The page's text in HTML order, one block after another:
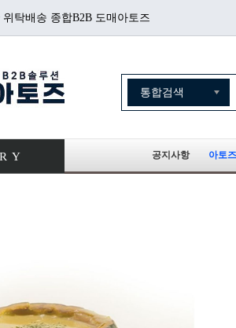
탁배송 종합B2B 도매아토즈
공지사항 아토